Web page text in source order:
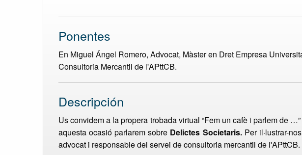
Ponentes
En Miguel Ángel Romero, Advocat, Màster en Dret Empresa
Consultoria Mercantil de l'APttCB.
Descripción
Us convidem a la propera trobada virtual “Fem un cafè i parlem de
aquesta ocasió parlarem sobre Delictes Societaris.Per il·lustrar-
advocat i responsable del servei de consultoria mercantil de